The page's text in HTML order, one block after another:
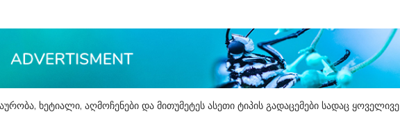
ხეტიალი, აღმოჩენები და მითუმეტეს ასეთი ტიპის გადაცემები სადაც ყოველივე